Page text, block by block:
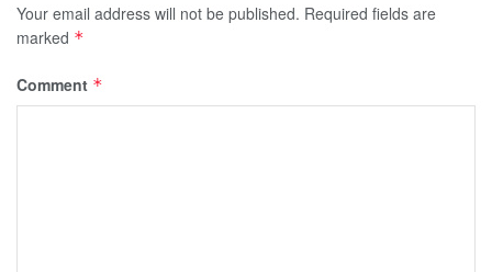
Your email address will not be published. Required fields are
marked *
Comment *